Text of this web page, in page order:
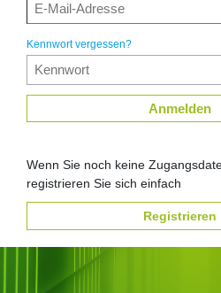
Kennwort vergessen?
Anmelden
Wenn Sie noch keine
registrieren Sie sich einfach
Registrieren